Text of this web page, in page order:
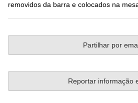
removidos da barra e colocados na
Partilhar por
Reportar informação